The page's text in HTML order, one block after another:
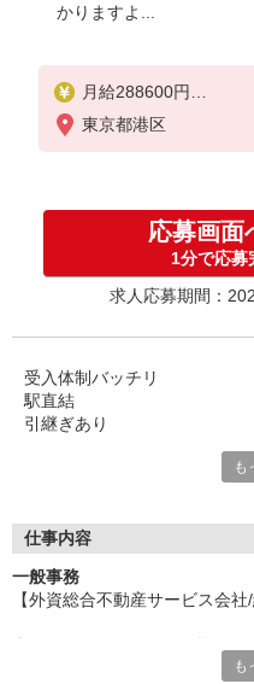
かりますよ...
月給288600円
★交通費規定に基づき
東京都港区
応募画面
1分で応募
求人応募期間：
受入体制バッチリ
駅直結
引継ぎあり
あなたの個性が活かせるお仕
経験豊富なキャリアコンサル
一緒に実現していきましょう
も
仕事内容
一般事務
【外資総合不動産サービス会社/
◆消耗品・貸与物品の管理・補も